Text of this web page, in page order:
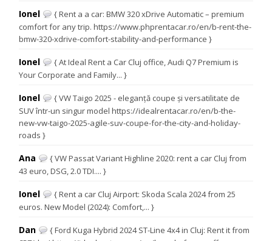
Ionel
{ Rent a a car: BMW 320 xDrive Automatic – premium
comfort for any trip. https://www.phprentacar.ro/en/b-rent-the-
bmw-320-xdrive-comfort-stability-and-performance }
Ionel
{ At Ideal Rent a Car Cluj office, Audi Q7 Premium is
Your Corporate and Family... }
Ionel
{ VW Taigo 2025 - eleganță coupe și versatilitate de
SUV într-un singur model https://idealrentacar.ro/en/b-the-
new-vw-taigo-2025-agile-suv-coupe-for-the-city-and-holiday-
roads }
Ana
{ VW Passat Variant Highline 2020: rent a car Cluj from
43 euro, DSG, 2.0 TDI.... }
Ionel
{ Rent a car Cluj Airport: Skoda Scala 2024 from 25
euros. New Model (2024): Comfort,... }
Dan
{ Ford Kuga Hybrid 2024 ST-Line 4x4 in Cluj: Rent it from